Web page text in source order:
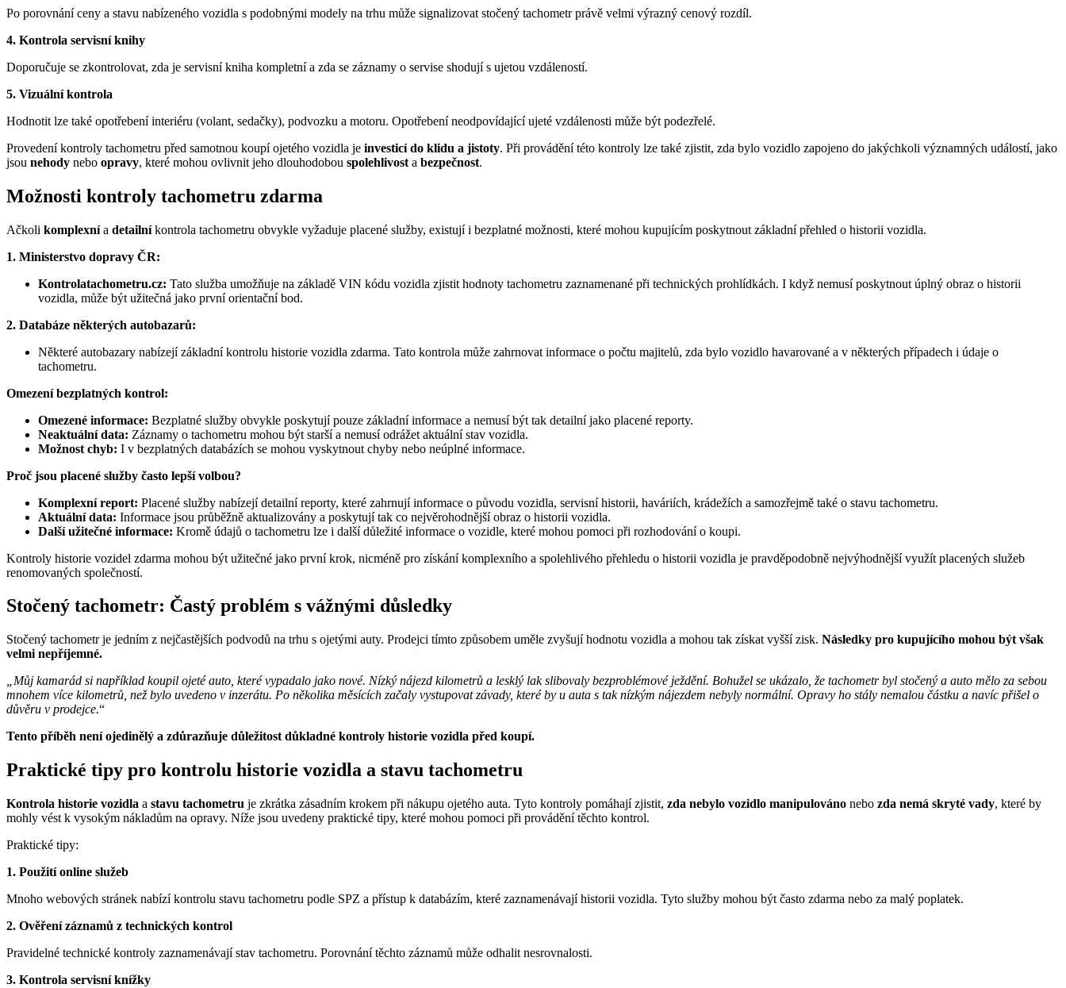
Po porovnání ceny a stavu nabízeného vozidla s podobnými modely na trhu může signalizovat stočený tachometr právě velmi výrazný cenový rozdíl.
4. Kontrola servisní knihy
Doporučuje se zkontrolovat, zda je servisní kniha kompletní a zda se záznamy o servise shodují s ujetou vzdáleností.
5. Vizuální kontrola
Hodnotit lze také opotřebení interiéru (volant, sedačky), podvozku a motoru. Opotřebení neodpovídající ujeté vzdálenosti může být podezřelé.
Provedení kontroly tachometru před samotnou koupí ojetého vozidla je investicí do klidu a jistoty. Při provádění této kontroly lze také zjistit, zda bylo vozidlo zapojeno do jakýchkoli významných událostí, jako
jsou nehody nebo opravy, které mohou ovlivnit jeho dlouhodobou spolehlivost a bezpečnost.
Možnosti kontroly tachometru zdarma
Ačkoli komplexnía detailníkontrola tachometru obvykle vyžaduje placené služby, existují i bezplatné možnosti, které mohou kupujícím poskytnout základní přehled o historii vozidla.
1. Ministerstvo dopravy ČR:
Kontrolatachometru.cz: Tato služba umožňuje na základě VIN kódu vozidla zjistit hodnoty tachometru zaznamenané při technických prohlídkách. I když nemusí poskytnout úplný obraz o historii
vozidla, může být užitečná jako první orientační bod.
2. Databáze některých autobazarů:
Některé autobazary nabízejí základní kontrolu historie vozidla zdarma. Tato kontrola může zahrnovat informace o počtu majitelů, zda bylo vozidlo havarované a v některých případech i údaje o
tachometru.
Omezení bezplatných kontrol:
Omezené informace: Bezplatné služby obvykle poskytují pouze základní informace a nemusí být tak detailní jako placené reporty.
Neaktuální data: Záznamy o tachometru mohou být starší a nemusí odrážet aktuální stav vozidla.
Možnost chyb: I v bezplatných databázích se mohou vyskytnout chyby nebo neúplné informace.
Proč jsou placené služby často lepší volbou?
Komplexní report: Placené služby nabízejí detailní reporty, které zahrnují informace o původu vozidla, servisní historii, haváriích, krádežích a samozřejmě také o stavu tachometru.
Aktuální data: Informace jsou průběžně aktualizovány a poskytují tak co nejvěrohodnější obraz o historii vozidla.
Další užitečné informace: Kromě údajů o tachometru lze i další důležité informace o vozidle, které mohou pomoci při rozhodování o koupi.
Kontroly historie vozidel zdarma mohou být užitečné jako první krok, nicméně pro získání komplexního a spolehlivého přehledu o historii vozidla je pravděpodobně nejvýhodnější využít placených služeb
renomovaných společností.
Stočený tachometr: Častý problém s vážnými důsledky
Stočený tachometr je jedním z nejčastějších podvodů na trhu s ojetými auty. Prodejci tímto způsobem uměle zvyšují hodnotu vozidla a mohou tak získat vyšší zisk. Následky pro kupujícího mohou být však
velmi nepříjemné.
„Můj kamarád si například koupil ojeté auto, které vypadalo jako nové. Nízký nájezd kilometrů a lesklý lak slibovaly bezproblémové ježdění. Bohužel se ukázalo, že tachometr byl stočený a auto mělo za sebou
mnohem více kilometrů, než bylo uvedeno v inzerátu. Po několika měsících začaly vystupovat závady, které by u auta s tak nízkým nájezdem nebyly normální. Opravy ho stály nemalou částku a navíc přišel o
důvěru v prodejce.“
Tento příběh není ojedinělý a zdůrazňuje důležitost důkladné kontroly historie vozidla před koupí.
Praktické tipy pro kontrolu historie vozidla a stavu tachometru
Kontrola historie vozidla a stavu tachometru je zkrátka zásadním krokem při nákupu ojetého auta. Tyto kontroly pomáhají zjistit, zda nebylo vozidlo manipulováno nebo zda nemá skryté vady, které by
mohly vést k vysokým nákladům na opravy. Níže jsou uvedeny praktické tipy, které mohou pomoci při provádění těchto kontrol.
Praktické tipy:
1. Použití online služeb
Mnoho webových stránek nabízí kontrolu stavu tachometru podle SPZ a přístup k databázím, které zaznamenávají historii vozidla. Tyto služby mohou být často zdarma nebo za malý poplatek.
2. Ověření záznamů z technických kontrol
Pravidelné technické kontroly zaznamenávají stav tachometru. Porovnání těchto záznamů může odhalit nesrovnalosti.
3. Kontrola servisní knížky